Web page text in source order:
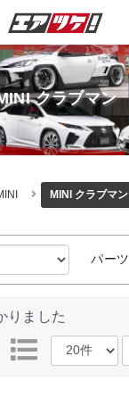
クラブマン
MINI クラブマン
パーツ
りました